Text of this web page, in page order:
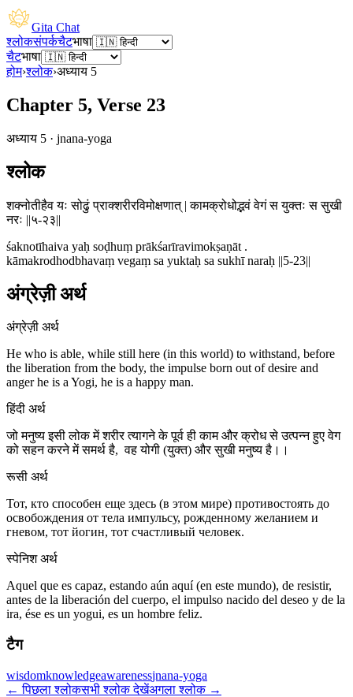
Gita Chat
श्लोकसंपर्कचैटभाषा
चैटभाषा
होम›श्लोक›अध्याय 5
Chapter 5, Verse 23
अध्याय 5 · jnana-yoga
श्लोक
शक्नोतीहैव यः सोढुं प्राक्शरीरविमोक्षणात् | कामक्रोधोद्भवं वेगं स युक्तः स सुखी
नरः ||५-२३||
śaknotīhaiva yaḥ soḍhuṃ prākśarīravimokṣaṇāt .
kāmakrodhodbhavaṃ vegaṃ sa yuktaḥ sa sukhī naraḥ ||5-23||
अंग्रेज़ी अर्थ
अंग्रेज़ी अर्थ
He who is able, while still here (in this world) to withstand, before
the liberation from the body, the impulse born out of desire and
anger he is a Yogi, he is a happy man.
हिंदी अर्थ
जो मनुष्य इसी लोक में शरीर त्यागने के पूर्व ही काम और क्रोध से उत्पन्न हुए वेग
को सहन करने में समर्थ है, वह योगी (युक्त) और सुखी मनुष्य है।।
रूसी अर्थ
Тот, кто способен еще здесь (в этом мире) противостоять до
освобождения от тела импульсу, рожденному желанием и
гневом, тот йогин, тот счастливый человек.
स्पेनिश अर्थ
Aquel que es capaz, estando aún aquí (en este mundo), de resistir,
antes de la liberación del cuerpo, el impulso nacido del deseo y de la
ira, ése es un yogui, es un hombre feliz.
टैग
wisdomknowledgeawarenessjnana-yoga
←पिछला श्लोकसभी श्लोक देखेंअगला श्लोक→